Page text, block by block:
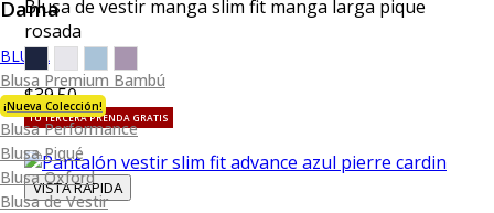
Dama
BLUSA
Blusa Premium Bambú
¡Nueva Colección!
Blusa Performance
Blusa Piqué
Blusa Oxford
Blusa de Vestir
Blusa de vestir manga slim fit manga larga pique
rosada
$39.50
TU TERCERA PRENDA GRATIS
VISTA RAPIDA